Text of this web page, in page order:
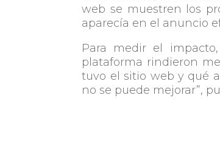
web se muestren los
aparecía en el anuncio
Para medir el
plataforma rindieron
tuvo el sitio web y qué
no se puede mejorar”,